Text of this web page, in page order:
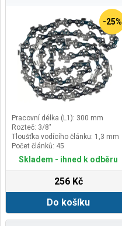
-25%
Pracovní délka (L1): 300 mm
Rozteč: 3/8"
Tloušťka vodícího článku: 1,3 mm
Počet článků: 45
Skladem - ihned k odběru
256 Kč
Do košíku